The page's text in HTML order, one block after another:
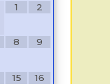
1
2
8 9
15 16